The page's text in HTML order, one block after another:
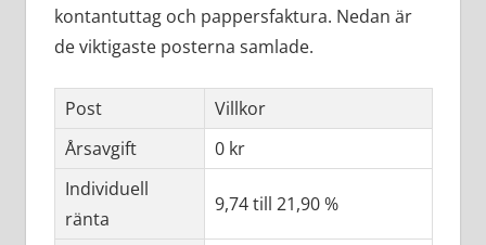
kontantuttag och pappersfaktura. Nedan är
de viktigaste posterna samlade.
Post
Villkor
Årsavgift
0 kr
Individuell
ränta
9,74 till 21,90 %